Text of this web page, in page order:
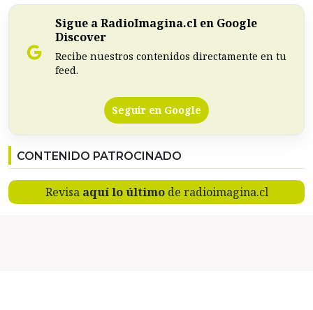
Sigue a RadioImagina.cl en Google
Discover
Recibe nuestros contenidos directamente en tu
feed.
Seguir en Google
CONTENIDO PATROCINADO
Revisa aquí lo últimode radioimagina.cl